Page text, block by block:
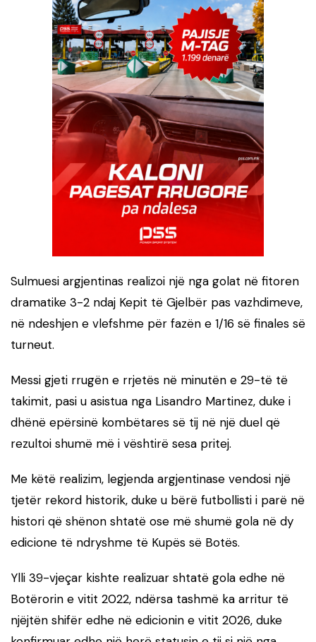
Sulmuesi argjentinas realizoi një nga golat në fitoren
dramatike 3-2 ndaj Kepit të Gjelbër pas vazhdimeve,
në ndeshjen e vlefshme për fazën e 1/16 së finales së
turneut.
Messi gjeti rrugën e rrjetës në minutën e 29-të të
takimit, pasi u asistua nga Lisandro Martinez, duke i
dhënë epërsinë kombëtares së tij në një duel që
rezultoi shumë më i vështirë sesa pritej.
Me këtë realizim, legjenda argjentinase vendosi një
tjetër rekord historik, duke u bërë futbollisti i parë në
histori që shënon shtatë ose më shumë gola në dy
edicione të ndryshme të Kupës së Botës.
Ylli 39-vjeçar kishte realizuar shtatë gola edhe në
Botërorin e vitit 2022, ndërsa tashmë ka arritur të
njëjtën shifër edhe në edicionin e vitit 2026, duke